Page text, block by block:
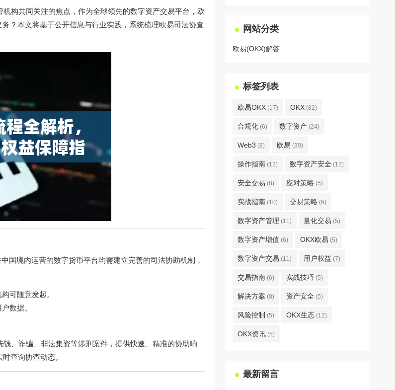
机构共同关注的焦点，作为全球领先的数字资产交易平台，欧
？本文将基于公开信息与行业实践，系统梳理欧易司法协查
国境内运营的数字货币平台均需建立完善的司法协助机制，
可随意发起。
数据。
、诈骗、非法集资等涉刑案件，提供快速、精准的协助响
查询协查动态。
网站分类
欧易(OKX)解答
标签列表
欧易OKX (17) OKX (82)
合规化 (6) 数字资产 (24)
Web3 (8) 欧易 (39)
操作指南 (12) 数字资产安全 (12)
安全交易 (8) 应对策略 (5)
实战指南 (10) 交易策略 (6)
数字资产管理 (11) 量化交易 (5)
数字资产增值 (6) OKX欧易 (5)
数字资产交易 (11) 用户权益 (7)
交易指南 (6) 实战技巧 (5)
解决方案 (8) 资产安全 (5)
风险控制 (5) OKX生态 (12)
OKX资讯 (5)
最新留言